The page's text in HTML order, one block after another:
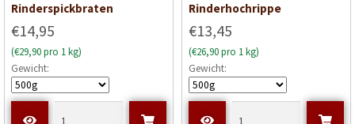
Rinderspickbraten
€14,95
(€29,90 pro 1 kg)
Gewicht:
Rinderhochrippe
€13,45
(€26,90 pro 1 kg)
Gewicht: